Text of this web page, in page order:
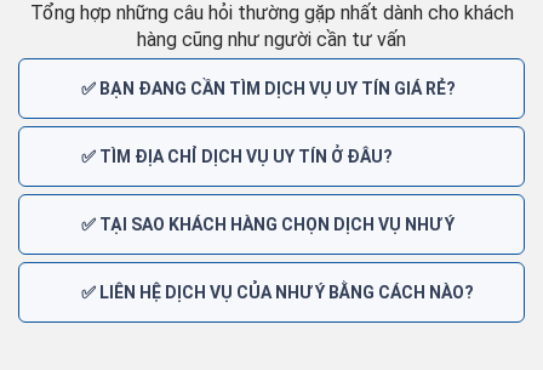
Tổng hợp những câu hỏi thường gặp nhất dành cho khách
hàng cũng như người cần tư vấn
✅ BẠN ĐANG CẦN TÌM DỊCH VỤ UY TÍN GIÁ RẺ?
✅ TÌM ĐỊA CHỈ DỊCH VỤ UY TÍN Ở ĐÂU?
✅ TẠI SAO KHÁCH HÀNG CHỌN DỊCH VỤ NHƯ Ý
✅ LIÊN HỆ DỊCH VỤ CỦA NHƯ Ý BẰNG CÁCH NÀO?